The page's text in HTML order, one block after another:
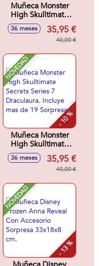
Muñeca Monster
High Skulltimate
Secrets Series 7
Jinafire Incluye mas
de 19 Sorpresas.
36 meses 35,95 €
40,00 €
NOVEDAD
- 10 %
Muñeca Monster
High Skulltimate
Secrets Series 7
Draculaura. Incluye
mas de 19
36 meses 35,95 €
40,00 €
NOVEDAD
- 13 %